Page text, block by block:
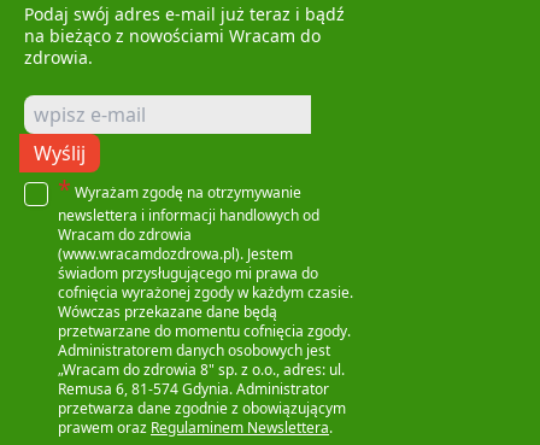
Podaj swój adres e-mail już teraz i bądź
na bieżąco z nowościami Wracam do
zdrowia.
Wyślij
* Wyrażam zgodę na otrzymywanie
newslettera i informacji handlowych od
Wracam do zdrowia
(www.wracamdozdrowa.pl). Jestem
świadom przysługującego mi prawa do
cofnięcia wyrażonej zgody w każdym czasie.
Wówczas przekazane dane będą
przetwarzane do momentu cofnięcia zgody.
Administratorem danych osobowych jest
„Wracam do zdrowia 8" sp. z o.o., adres: ul.
Remusa 6, 81-574 Gdynia. Administrator
przetwarza dane zgodnie z obowiązującym
prawem oraz Regulaminem Newslettera.